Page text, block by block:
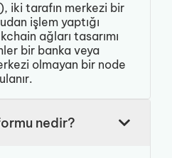
iki tarafın merkezi bir
işlem yaptığı
ağları tasarımı
bir banka veya
olmayan bir node
nedir?